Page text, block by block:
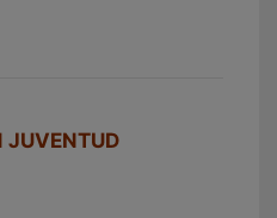
JUVENTUD